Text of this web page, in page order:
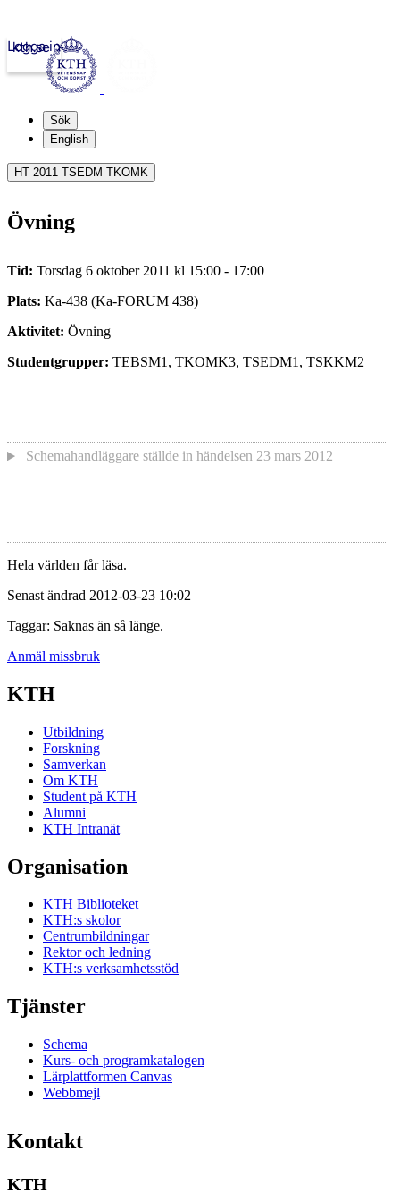
kth.se
Logga in
Sök
English
HT 2011 TSEDM TKOMK
Övning
Tid: Torsdag 6 oktober 2011 kl 15:00 - 17:00
Plats: Ka-438 (Ka-FORUM 438)
Aktivitet: Övning
Studentgrupper: TEBSM1, TKOMK3, TSEDM1, TSKKM2
Schemahandläggare ställde in händelsen 23 mars 2012
Hela världen får läsa.
Senast ändrad 2012-03-23 10:02
Taggar: Saknas än så länge.
Anmäl missbruk
KTH
Utbildning
Forskning
Samverkan
Om KTH
Student på KTH
Alumni
KTH Intranät
Organisation
KTH Biblioteket
KTH:s skolor
Centrumbildningar
Rektor och ledning
KTH:s verksamhetsstöd
Tjänster
Schema
Kurs- och programkatalogen
Lärplattformen Canvas
Webbmejl
Kontakt
KTH